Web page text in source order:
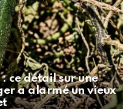
ce détail sur une
a alarmé un vieux